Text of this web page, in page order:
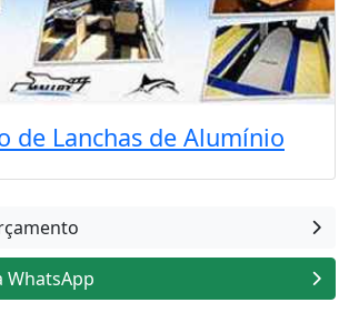
de Lanchas de Alumínio
WhatsApp